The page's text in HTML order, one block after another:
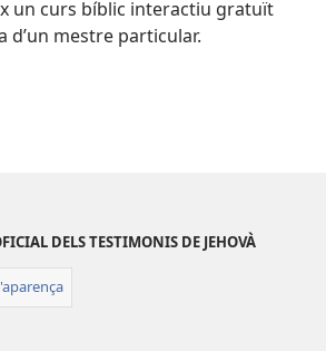
un curs bíblic interactiu gratuït
d’un mestre particular.
DELS TESTIMONIS DE JEHOVÀ